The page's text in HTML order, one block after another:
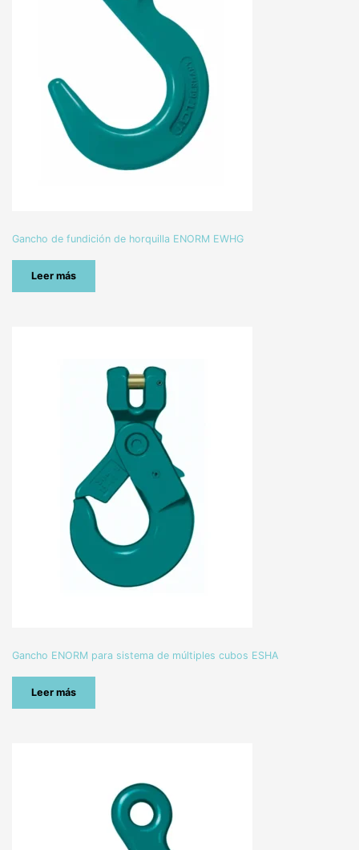
Gancho de fundición de horquilla ENORM EWHG
Leer más
Gancho ENORM para sistema de múltiples cubos ESHA
Leer más